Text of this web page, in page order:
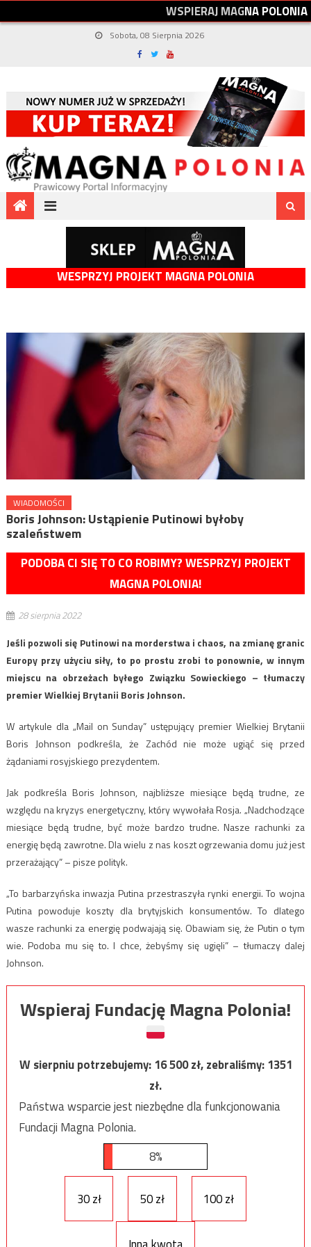
WSPIERAJMAGNAPOLONIA
Sobota, 08 Sierpnia 2026
WESPRZYJ PROJEKT MAGNA POLONIA
WIADOMOŚCI
Boris Johnson: Ustąpienie Putinowi byłoby
szaleństwem
PODOBA CI SIĘ TO CO ROBIMY? WESPRZYJ PROJEKT
MAGNA POLONIA!
28 sierpnia 2022
Jeśli pozwoli się Putinowi na morderstwa i chaos, na zmianę granic
Europy przy użyciu siły, to po prostu zrobi to ponownie, w innym
miejscu na obrzeżach byłego Związku Sowieckiego – tłumaczy
premier Wielkiej Brytanii Boris Johnson.
W artykule dla „Mail on Sunday” ustępujący premier Wielkiej Brytanii
Boris Johnson podkreśla, że Zachód nie może ugiąć się przed
żądaniami rosyjskiego prezydentem.
Jak podkreśla Boris Johnson, najbliższe miesiące będą trudne, ze
względu na kryzys energetyczny, który wywołała Rosja. „Nadchodzące
miesiące będą trudne, być może bardzo trudne. Nasze rachunki za
energię będą zawrotne. Dla wielu z nas koszt ogrzewania domu już jest
przerażający” – pisze polityk.
„To barbarzyńska inwazja Putina przestraszyła rynki energii. To wojna
Putina powoduje koszty dla brytyjskich konsumentów. To dlatego
wasze rachunki za energię podwajają się. Obawiam się, że Putin o tym
wie. Podoba mu się to. I chce, żebyśmy się ugięli” – tłumaczy dalej
Johnson.
Wspieraj Fundację Magna Polonia!
W sierpniu potrzebujemy:16 500zł, zebraliśmy:1351
zł.
Państwa wsparcie jest niezbędne dla funkcjonowania
Fundacji Magna Polonia.
8%
30 zł 50 zł 100 zł